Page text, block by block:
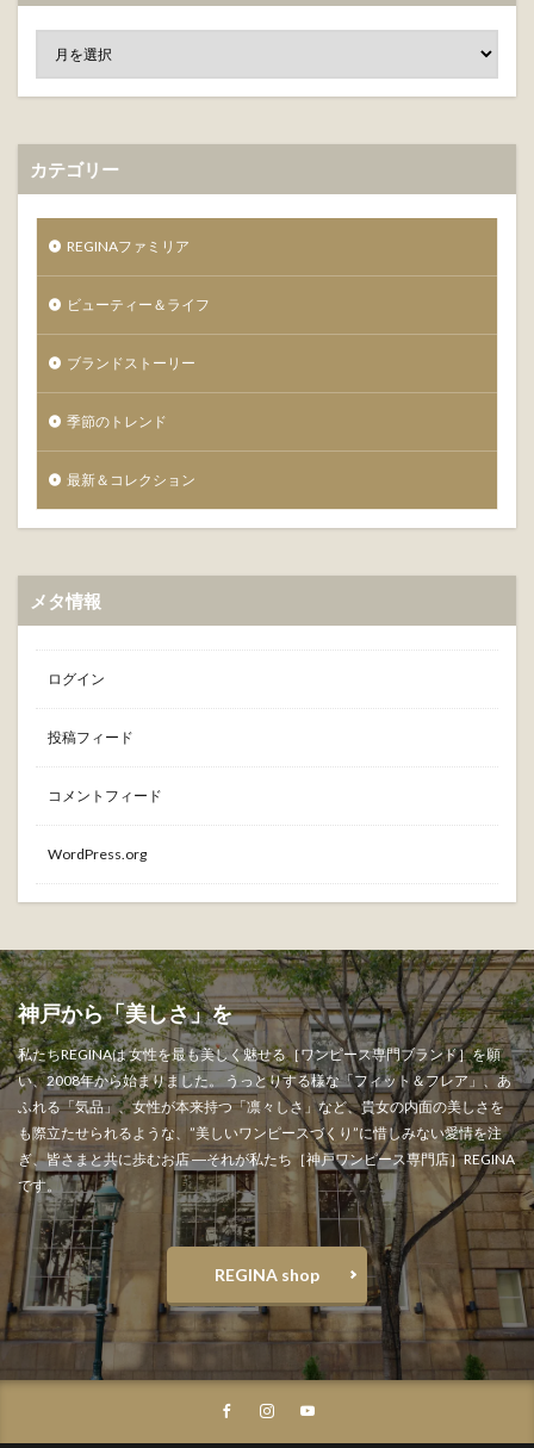
カテゴリー
REGINAファミリア
ビューティー＆ライフ
ブランドストーリー
季節のトレンド
最新＆コレクション
メタ情報
ログイン
投稿フィード
コメントフィード
WordPress.org
神戸から「美しさ」を" width="1000" height="1000" >
神戸から「美しさ」を
私たちREGINAは 女性を最も美しく魅せる［ワンピース専門ブランド］を願
い、2008年から始まりました。 うっとりする様な「フィット＆フレア」、あ
ふれる「気品」、女性が本来持つ「凛々しさ」など、貴女の内面の美しさを
も際立たせられるような、”美しいワンピースづくり”に惜しみない愛情を注
ぎ、皆さまと共に歩むお店 ―それが私たち［神戸ワンピース専門店］REGINA
です。
REGINA shop